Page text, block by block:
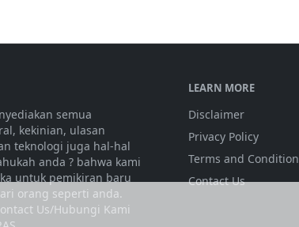
semua
kekinian, ulasan
teknologi juga hal-hal
anda ? bahwa kami
untuk pemikiran baru
orang seperti anda.
Us/Hubungi Kami
LEARN MORE
Disclaimer
Privacy Policy
Terms and Condition
Contact Us